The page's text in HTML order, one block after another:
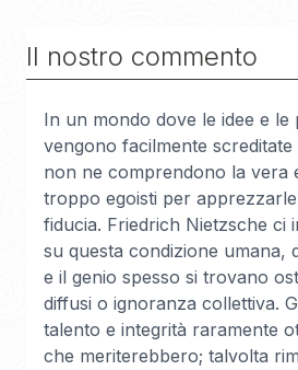
Il nostro commento
In un mondo dove le idee e le
vengono facilmente
non ne comprendono la vera
troppo egoisti per
fiducia. Friedrich Nietzsche ci
su questa condizione umana,
e il genio spesso si trovano
diffusi o ignoranza collettiva.
talento e integrità raramente
che meriterebbero; talvolta